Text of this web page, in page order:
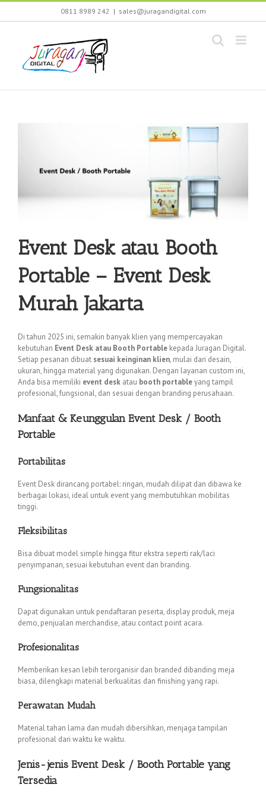
Skip
0811 8989 242 | sales@juragandigital.com
Event Desk atau Booth
Portable – Event Desk
Murah Jakarta
Di tahun 2025 ini, semakin banyak klien yang mempercayakan
kebutuhan Event Desk atau Booth Portable kepada Juragan Digital.
Setiap pesanan dibuat sesuai keinginan klien, mulai dari desain,
ukuran, hingga material yang digunakan. Dengan layanan custom ini,
Anda bisa memiliki event desk atau booth portableyang tampil
profesional, fungsional, dan sesuai dengan branding perusahaan.
Manfaat & Keunggulan Event Desk / Booth
Portable
Portabilitas
Event Desk dirancang portabel: ringan, mudah dilipat dan dibawa ke
berbagai lokasi, ideal untuk event yang membutuhkan mobilitas
tinggi.
Fleksibilitas
Bisa dibuat model simple hingga fitur ekstra seperti rak/laci
penyimpanan, sesuai kebutuhan event dan branding.
Fungsionalitas
Dapat digunakan untuk pendaftaran peserta, display produk, meja
demo, penjualan merchandise, atau contact point acara.
Profesionalitas
Memberikan kesan lebih terorganisir dan branded dibanding meja
biasa, dilengkapi material berkualitas dan finishing yang rapi.
Perawatan Mudah
Material tahan lama dan mudah dibersihkan, menjaga tampilan
profesional dari waktu ke waktu.
Jenis-jenis Event Desk / Booth Portable yang
Tersedia